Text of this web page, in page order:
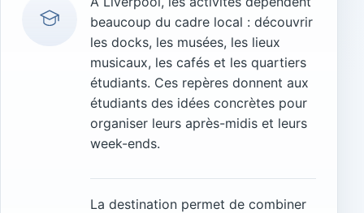
beaucoup du cadre local : découvrir
les docks, les musées, les lieux
musicaux, les cafés et les quartiers
étudiants. Ces repères donnent aux
étudiants des idées concrètes pour
organiser leurs après-midis et leurs
week-ends.
La destination permet de combiner